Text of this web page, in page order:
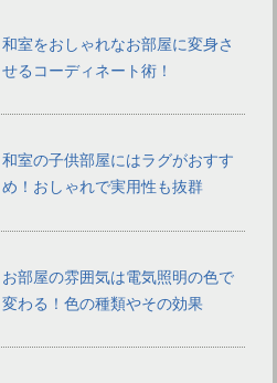
和室をおしゃれなお部屋に変身さ
せるコーディネート術！
和室の子供部屋にはラグがおすす
め！おしゃれで実用性も抜群
お部屋の雰囲気は電気照明の色で
変わる！色の種類やその効果